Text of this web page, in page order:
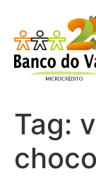
Tag: